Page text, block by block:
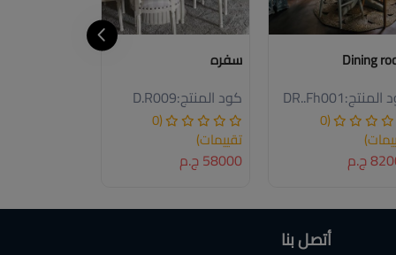
Dining
المنتج:DR..Fh001
(0
ج.م
سفره
كود المنتج:D.R009
(0
تقييمات)
58000 ج.م
أتصل بنا